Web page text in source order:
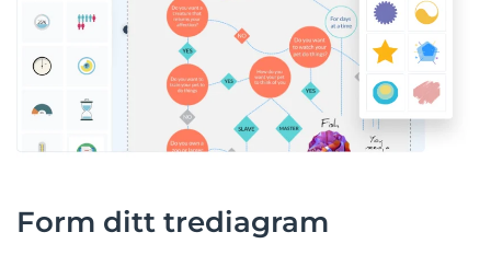
Form ditt trediagram